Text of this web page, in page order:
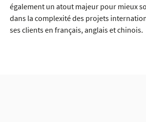
également un atout majeur pour mieux
dans la complexité des projets
ses clients en français, anglais et chinois.